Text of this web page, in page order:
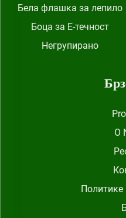
Бела флашка за лепило
Боца за Е-течност
Негрупирано
O
Политике